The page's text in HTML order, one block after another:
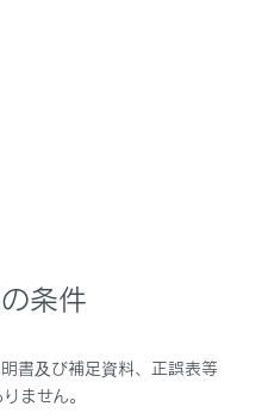
テム
条件
書及び補足資料、正誤表等
ません。